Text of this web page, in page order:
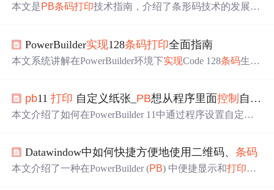
本文是PB条码打印技术指南，介绍了条形码技术的发展、
提及条码在商业运作的作用、扫描设备类型，最后探讨了
条码技术与物联网结合及识别技术创新方向。
PowerBuilder实现128条码打印全面指南
本文系统讲解在PowerBuilder环境下实现Code 128条码生成
校验计算、三套字符集）、图形绘制与位图生成、打印预
览及实际打印流程控制。重点解析编码准确性、兼容性适
pb11打印 自定义纸张_ PB想从程序里面控制 自己想要的纸张的大小而不用去
本文介绍了如何在PowerBuilder 11中通过程序设置自定义
和页长，以及PB9.0.2以上的版本如何设置自定义纸张尺
寸，包括宽度和高度的单位转换。同时提到了 打印机兼容
Datawindow中如何快捷方便地使用二维码、条码
本文介绍了一种在PowerBuilder (PB) 中便捷显示和打印二